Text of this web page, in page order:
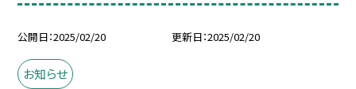
公開日 2025/02/20 更新日 2025/02/20
お知らせ